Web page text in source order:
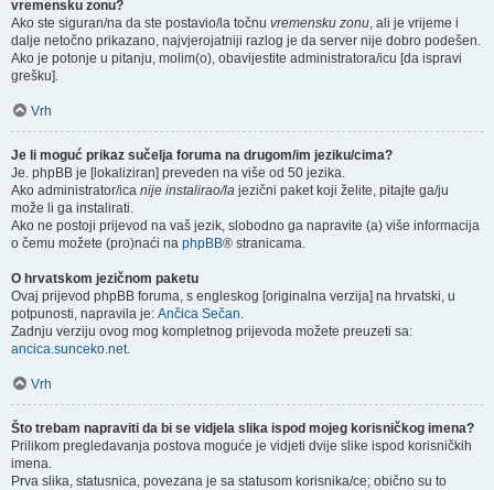
vremensku zonu?
Ako ste siguran/na da ste postavio/la točnu vremensku zonu, ali je vrijeme i
dalje netočno prikazano, najvjerojatniji razlog je da server nije dobro podešen.
Ako je potonje u pitanju, molim(o), obavijestite administratora/icu [da ispravi
grešku].
Vrh
Je li moguć prikaz sučelja foruma na drugom/im jeziku/cima?
Je. phpBB je [lokaliziran] preveden na više od 50 jezika.
Ako administrator/ica nije instalirao/la jezični paket koji želite, pitajte ga/ju
može li ga instalirati.
Ako ne postoji prijevod na vaš jezik, slobodno ga napravite (a) više informacija
o čemu možete (pro)naći na phpBB® stranicama.
O hrvatskom jezičnom paketu
Ovaj prijevod phpBB foruma, s engleskog [originalna verzija] na hrvatski, u
potpunosti, napravila je: Ančica Sečan.
Zadnju verziju ovog mog kompletnog prijevoda možete preuzeti sa:
ancica.sunceko.net.
Vrh
Što trebam napraviti da bi se vidjela slika ispod mojeg korisničkog imena?
Prilikom pregledavanja postova moguće je vidjeti dvije slike ispod korisničkih
imena.
Prva slika, statusnica, povezana je sa statusom korisnika/ce; obično su to